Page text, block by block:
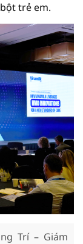
trẻ em.
Trí – Giám